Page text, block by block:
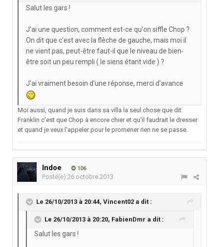
Salut les gars !
J'ai une question, comment est-ce qu'on siffle Chop ?
On dit que c'est avec la flèche de gauche, mais moi il
ne vient pas, peut-être faut-il que le niveau de bien-
être soit un peu rempli ( le siens étant vide ) ?
J'ai vraiment besoin d'une réponse, merci d'avance
Moi aussi, quand je suis dans sa villa la seul chose que dit
Franklin c'est que Chop à encore chier et qu'il faudrait le dresser
et quand je veux l'appeler pour le promener rien ne se passe.
Indoe 106
Posté(e) 26 octobre 2013
Le 26/10/2013 à 20:44, Vincent02 a dit :
Le 26/10/2013 à 20:20, FabienDmr a dit :
Salut les gars !